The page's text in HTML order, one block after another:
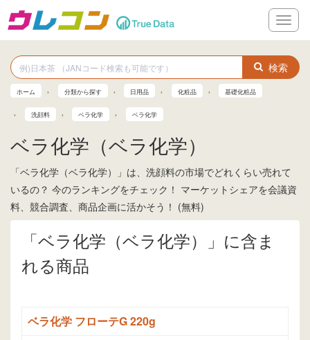
メ
ニ
ー
検索
ホーム 分類から探す 日用品 化粧品 基礎化粧品
洗顔料 ベラ化学 ベラ化学
ベラ化学（ベラ化学）
「ベラ化学（ベラ化学）」は、洗顔料の市場でどれくらい売れて
いるの？ 今のランキングをチェック！ マーケットシェアを会議資
料、競合調査、商品企画に活かそう！ (無料)
「ベラ化学（ベラ化学）」に含ま
れる商品
ベラ化学 フローテG 220g